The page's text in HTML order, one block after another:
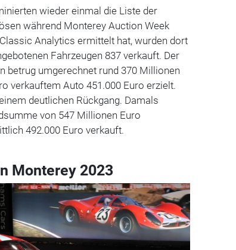
wieder einmal die Liste der
während Monterey Auction Week
Analytics ermittelt hat, wurden dort
Fahrzeugen 837 verkauft. Der
betrug umgerechnet rund 370 Millionen
verkauftem Auto 451.000 Euro erzielt.
deutlichen Rückgang. Damals
von 547 Millionen Euro
492.000 Euro verkauft.
Monterey 2023